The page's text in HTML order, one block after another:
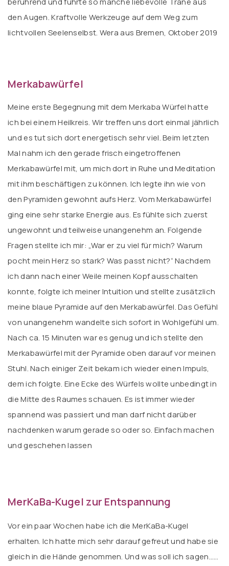
den Augen. Kraftvolle Werkzeuge auf dem Weg zum
lichtvollen Seelenselbst. Wera aus Bremen, Oktober 2019
Merkabawürfel
Meine erste Begegnung mit dem Merkaba Würfel hatte
ich bei einem Heilkreis. Wir treffen uns dort einmal jährlich
und es tut sich dort energetisch sehr viel. Beim letzten
Mal nahm ich den gerade frisch eingetroffenen
Merkabawürfel mit, um mich dort in Ruhe und Meditation
mit ihm beschäftigen zu können. Ich legte ihn wie von
den Pyramiden gewohnt aufs Herz. Vom Merkabawürfel
ging eine sehr starke Energie aus. Es fühlte sich zuerst
ungewohnt und teilweise unangenehm an. Folgende
Fragen stellte ich mir: „War er zu viel für mich? Warum
pocht mein Herz so stark? Was passt nicht?“ Nachdem
ich dann nach einer Weile meinen Kopf ausschalten
konnte, folgte ich meiner Intuition und stellte zusätzlich
meine blaue Pyramide auf den Merkabawürfel. Das Gefühl
von unangenehm wandelte sich sofort in Wohlgefühl um.
Nach ca. 15 Minuten war es genug und ich stellte den
Merkabawürfel mit der Pyramide oben darauf vor meinen
Stuhl. Nach einiger Zeit bekam ich wieder einen Impuls,
dem ich folgte. Eine Ecke des Würfels wollte unbedingt in
die Mitte des Raumes schauen. Es ist immer wieder
spannend was passiert und man darf nicht darüber
nachdenken warum gerade so oder so. Einfach machen
und geschehen lassen
MerKaBa-Kugel zur Entspannung
Vor ein paar Wochen habe ich die MerKaBa-Kugel
erhalten. Ich hatte mich sehr darauf gefreut und habe sie
gleich in die Hände genommen. Und was soll ich sagen……